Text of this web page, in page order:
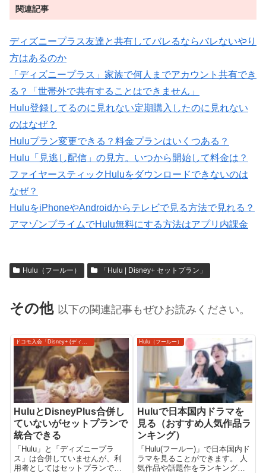
関連記事
ディズニープラス友達と共有してバレるならバレないやり
方はあるのか
「ディズニープラス」家族で何人までアカウント共有でき
る？「世帯外で共有することはできません」
Hulu登録してるのに見れない定期購入したのに見れない
のはなぜ？
Huluプラン変更できる？料金プランはいくつある？
Hulu「見逃し配信」の見方。いつから開始して料金は？
ファイヤースティックHuluをダウンロードできないのは
なぜ？
HuluをiPhoneやAndroidからテレビで見る方法で見れる？
アマゾンプライムでHulu無料にする方法はアプリ内課金
Hulu（フールー） 「Hulu | Disney+ セットプラン」
その他 以下の関連記事もぜひお読みください。
HuluとDisneyPlus合併し
ていないがセットプランで
統合できる
「Hulu」と「ディズニープラ
ス」は合併していませんが、利
用者としてはセットプランで統
Hulu（フールー）
Huluで日本国内ドラマを
見る（おすすめ人気作品ラ
ンキング）
「Hulu(フールー)」で日本国内ド
ラマを見ることができます。 人
気作品や話題作をランキングで